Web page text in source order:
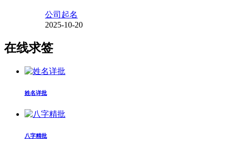
公司起名
2025-10-20
在线求签
姓名详批
八字精批